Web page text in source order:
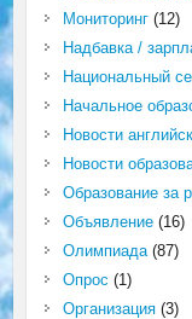
Мониторинг(12)
Надбавка /
Национальный
Начальное
Новости
Новости
Образование за
Объявление(16)
Олимпиада(87)
Опрос (1)
Организация(3)